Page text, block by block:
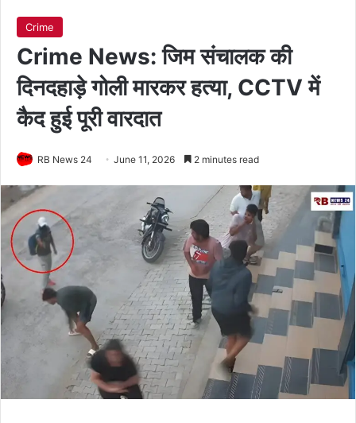
Crime
Crime News: जिम संचालक की
दिनदहाड़े गोली मारकर हत्या, CCTV में
कैद हुई पूरी वारदात
RB News 24 June 11, 2026 2 minutes read